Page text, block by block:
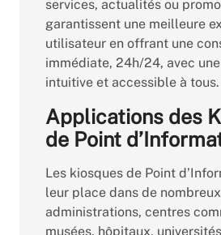
services, actualités ou
garantissent une meilleure
utilisateur en offrant une
immédiate, 24h/24, avec
intuitive et accessible à tous.
Applications des
de Point
Les kiosques de Point
leur place dans de
administrations, centres
musées, hôpitaux,